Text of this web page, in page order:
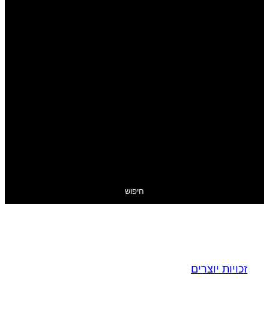
חיפוש
זכויות יוצרים